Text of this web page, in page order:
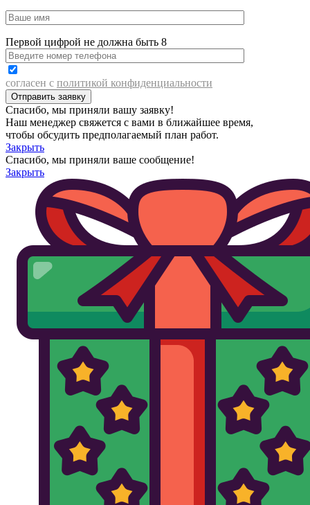
Первой цифрой не должна быть 8
согласен с политикой конфиденциальности
Спасибо, мы приняли вашу заявку!
Наш менеджер свяжется с вами в ближайшее время,
чтобы обсудить предполагаемый план работ.
Закрыть
Спасибо, мы приняли ваше сообщение!
Закрыть